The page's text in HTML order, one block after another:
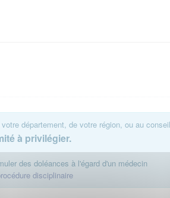
département, de votre région, ou au
à privilégier.
des doléances à l'égard d'un médecin
disciplinaire